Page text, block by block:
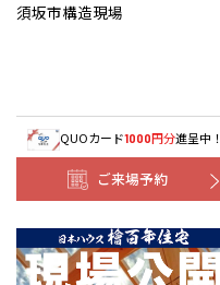
須坂市構造現場
QUOカード1000円分進呈中！
ご来場予約